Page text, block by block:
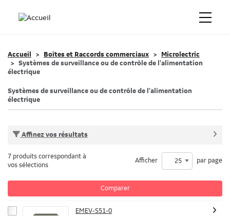
Accueil Boîtes et Raccords commerciaux
Microlectric
Systèmes de surveillance ou de contrôle de l'alimentation
électrique
Systèmes de surveillance ou de contrôle de l'alimentation
électrique
Affinez vos résultats
Comparer
7 produits correspondant à
vos sélections
Afficher 25 par page
EMEV-S51-0